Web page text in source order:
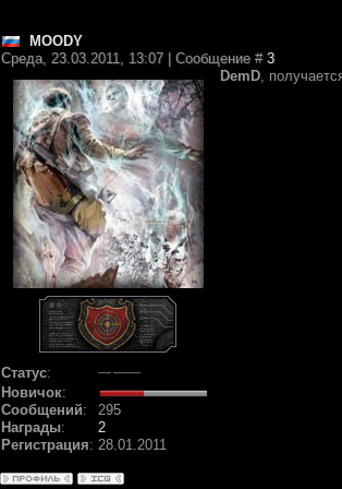
MOODY
Среда, 23.03.2011, 13:07 | Сообщение # 3
Статус:
Новичок:
Сообщений:
295
Награды:
2
Регистрация: 28.01.2011
DemD,